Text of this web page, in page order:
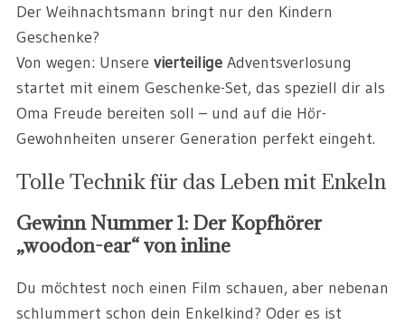
Der Weihnachtsmann bringt nur den Kindern
Geschenke?
Von wegen: Unsere vierteiligeAdventsverlosung
startet mit einem Geschenke-Set, das speziell dir als
Oma Freude bereiten soll – und auf die Hör-
Gewohnheiten unserer Generation perfekt eingeht.
Tolle Technik für das Leben mit Enkeln
Gewinn Nummer 1: Der Kopfhörer
„woodon-ear“ von inline
Du möchtest noch einen Film schauen, aber nebenan
schlummert schon dein Enkelkind? Oder es ist